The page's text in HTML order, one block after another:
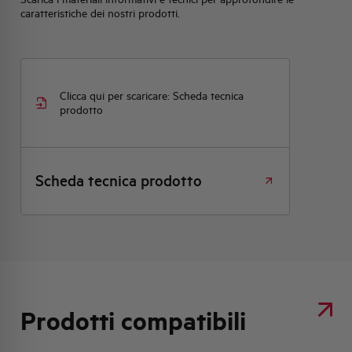
caratteristiche dei nostri prodotti.
Clicca qui per scaricare: Scheda tecnica
prodotto
Scheda tecnica prodotto
Prodotti compatibili